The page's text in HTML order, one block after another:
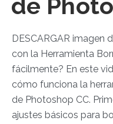
de
DESCARGAR imagen
con la Herramienta
fácilmente? En este
cómo funciona la
de Photoshop CC.
ajustes básicos para